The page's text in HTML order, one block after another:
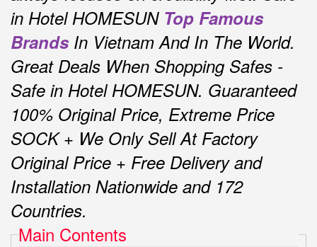
in Hotel HOMESUN Top Famous
Brands In Vietnam And In The World.
Great Deals When Shopping Safes -
Safe in Hotel HOMESUN. Guaranteed
100% Original Price, Extreme Price
SOCK + We Only Sell At Factory
Original Price + Free Delivery and
Installation Nationwide and 172
Countries.
Main Contents